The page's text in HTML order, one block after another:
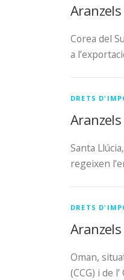
Corea del
a
DRETS
Santa
regeixen
DRETS
Aranzels
Oman,
(CCG) i de